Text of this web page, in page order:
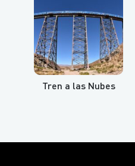
Tren a las Nubes